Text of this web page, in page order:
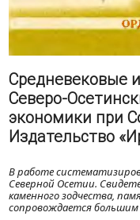
Средневековые
Северо-
экономики при
Издательство
В работе
Северной Осетии.
каменного зодчества,
сопровождается